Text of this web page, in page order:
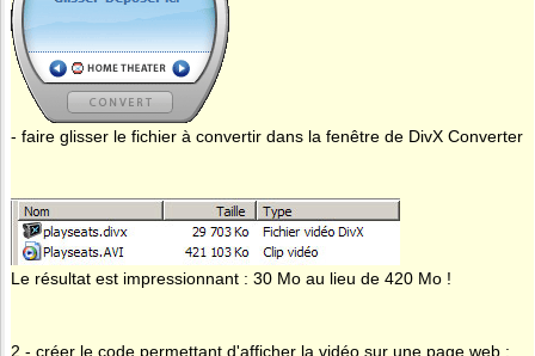
- faire glisser le fichier à convertir dans la fenêtre de DivX Converter
Le résultat est impressionnant : 30 Mo au lieu de 420 Mo !
2 - créer le code permettant d'afficher la vidéo sur une page web :